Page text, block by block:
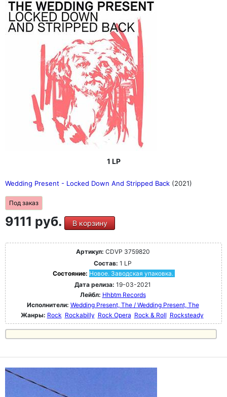
1 LP
Wedding Present - Locked Down And Stripped Back (2021)
Под заказ
9111 руб. В корзину
Артикул: CDVP 3759820
Состав: 1 LP
Состояние: Новое. Заводская упаковка.
Дата релиза: 19-03-2021
Лейбл: Hhbtm Records
Исполнители: Wedding Present, The / Wedding Present, The
Жанры: Rock Rockabilly Rock Opera Rock & Roll Rocksteady